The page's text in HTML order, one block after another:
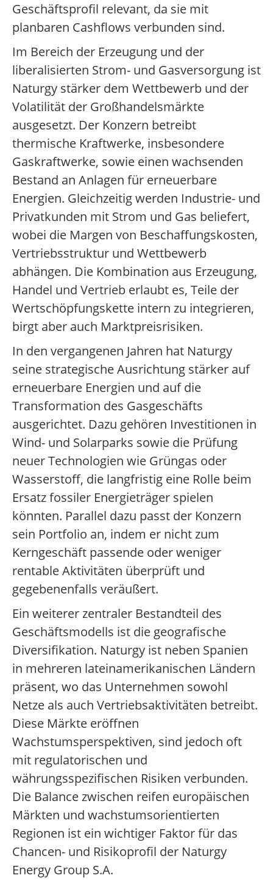
Geschäftsprofil relevant, da sie mit
planbaren Cashflows verbunden sind.
Im Bereich der Erzeugung und der
liberalisierten Strom- und Gasversorgung ist
Naturgy stärker dem Wettbewerb und der
Volatilität der Großhandelsmärkte
ausgesetzt. Der Konzern betreibt
thermische Kraftwerke, insbesondere
Gaskraftwerke, sowie einen wachsenden
Bestand an Anlagen für erneuerbare
Energien. Gleichzeitig werden Industrie- und
Privatkunden mit Strom und Gas beliefert,
wobei die Margen von Beschaffungskosten,
Vertriebsstruktur und Wettbewerb
abhängen. Die Kombination aus Erzeugung,
Handel und Vertrieb erlaubt es, Teile der
Wertschöpfungskette intern zu integrieren,
birgt aber auch Marktpreisrisiken.
In den vergangenen Jahren hat Naturgy
seine strategische Ausrichtung stärker auf
erneuerbare Energien und auf die
Transformation des Gasgeschäfts
ausgerichtet. Dazu gehören Investitionen in
Wind- und Solarparks sowie die Prüfung
neuer Technologien wie Grüngas oder
Wasserstoff, die langfristig eine Rolle beim
Ersatz fossiler Energieträger spielen
könnten. Parallel dazu passt der Konzern
sein Portfolio an, indem er nicht zum
Kerngeschäft passende oder weniger
rentable Aktivitäten überprüft und
gegebenenfalls veräußert.
Ein weiterer zentraler Bestandteil des
Geschäftsmodells ist die geografische
Diversifikation. Naturgy ist neben Spanien
in mehreren lateinamerikanischen Ländern
präsent, wo das Unternehmen sowohl
Netze als auch Vertriebsaktivitäten betreibt.
Diese Märkte eröffnen
Wachstumsperspektiven, sind jedoch oft
mit regulatorischen und
währungsspezifischen Risiken verbunden.
Die Balance zwischen reifen europäischen
Märkten und wachstumsorientierten
Regionen ist ein wichtiger Faktor für das
Chancen- und Risikoprofil der Naturgy
Energy Group S.A.